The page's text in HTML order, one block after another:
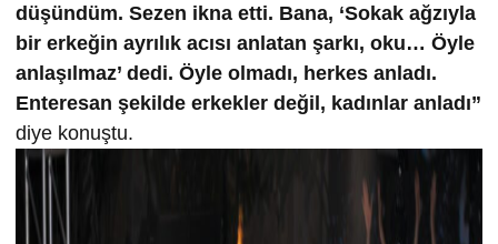
düşündüm. Sezen ikna etti. Bana, ‘Sokak ağzıyla
bir erkeğin ayrılık acısı anlatan şarkı, oku… Öyle
anlaşılmaz’ dedi. Öyle olmadı, herkes anladı.
Enteresan şekilde erkekler değil, kadınlar anladı”
diye konuştu.